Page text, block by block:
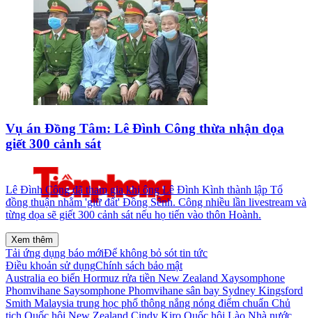
Vụ án Đồng Tâm: Lê Đình Công thừa nhận dọa
giết 300 cảnh sát
Lê Đình Công đã tham gia khi ông Lê Đình Kình thành lập Tổ
đồng thuận nhằm 'giữ đất' Đồng Sênh. Công nhiều lần livestream và
từng dọa sẽ giết 300 cảnh sát nếu họ tiến vào thôn Hoành.
Xem thêm
Tải ứng dụng báo mớiĐể không bỏ sót tin tức
Điều khoản sử dụngChính sách bảo mật
Australia eo biển Hormuz rửa tiền New Zealand Xaysomphone
Phomvihane Saysomphone Phomvihane sân bay Sydney Kingsford
Smith Malaysia trung học phổ thông nắng nóng điểm chuẩn Chủ